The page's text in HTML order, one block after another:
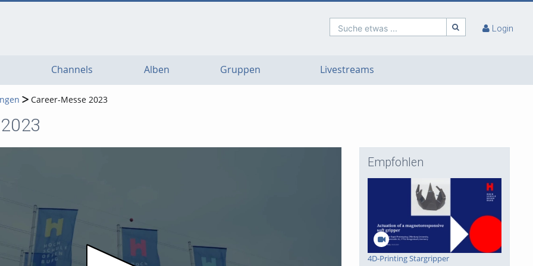
Suche etwas ... Login
Channels Alben Gruppen Livestreams
Career-Messe 2023
Video abspielen
Empfohlen
4D-Printing Stargripper